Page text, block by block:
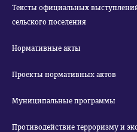
Тексты официальных
сельского поселения
Нормативные акты
Проекты нормативных актов
Муниципальные программы
Противодействие терроризму и